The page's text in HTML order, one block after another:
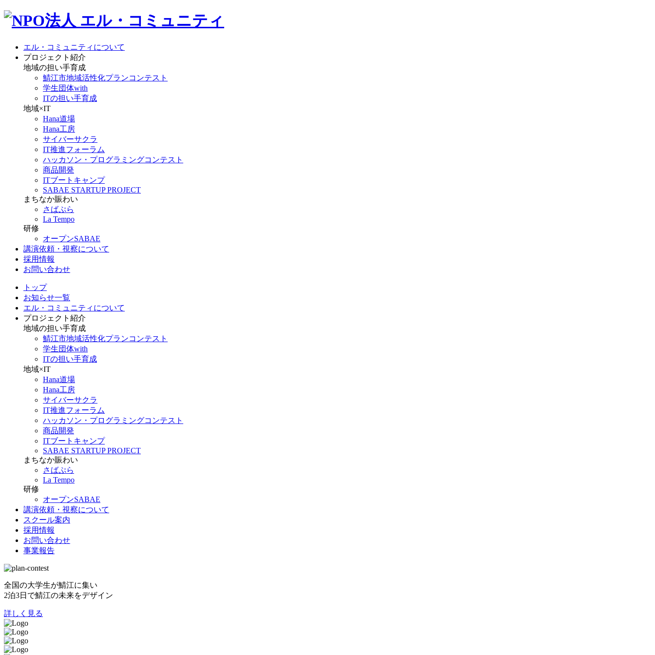
エル・コミュニティについて
プロジェクト紹介
地域の担い手育成
鯖江市地域活性化プランコンテスト
学生団体with
ITの担い手育成
地域×IT
Hana道場
Hana工房
サイバーサクラ
IT推進フォーラム
ハッカソン・プログラミングコンテスト
商品開発
ITブートキャンプ
SABAE STARTUP PROJECT
まちなか賑わい
さばぷら
La Tempo
研修
オープンSABAE
講演依頼・視察について
採用情報
お問い合わせ
トップ
お知らせ一覧
エル・コミュニティについて
プロジェクト紹介
地域の担い手育成
鯖江市地域活性化プランコンテスト
学生団体with
ITの担い手育成
地域×IT
Hana道場
Hana工房
サイバーサクラ
IT推進フォーラム
ハッカソン・プログラミングコンテスト
商品開発
ITブートキャンプ
SABAE STARTUP PROJECT
まちなか賑わい
さばぷら
La Tempo
研修
オープンSABAE
講演依頼・視察について
スクール案内
採用情報
お問い合わせ
事業報告
全国の大学生が鯖江に集い
2泊3日で鯖江の未来をデザイン
詳しく見る